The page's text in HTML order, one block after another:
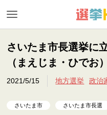
さいたま市長選挙に
（まえじま・ひでお
2021/5/15 地方選挙 政治
さいたま市 さいたま市長選